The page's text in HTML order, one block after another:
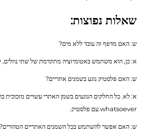
שאלות נפוצות:
ש: האם מדפף זה עובד ללא מים?
א: כן, הוא משתמש באטומיזציה מתקדמת של שתי נוזלים,
ש: האם פלסטיק נוגע בשמנים אתריים?
א: לא. כל החלקים הנוגעים בשמן האתרי עשויים מזכוכית
whatsoever עם פלסטיק.
ש: האם אפשר להשתמש בכל השמנים האתריים